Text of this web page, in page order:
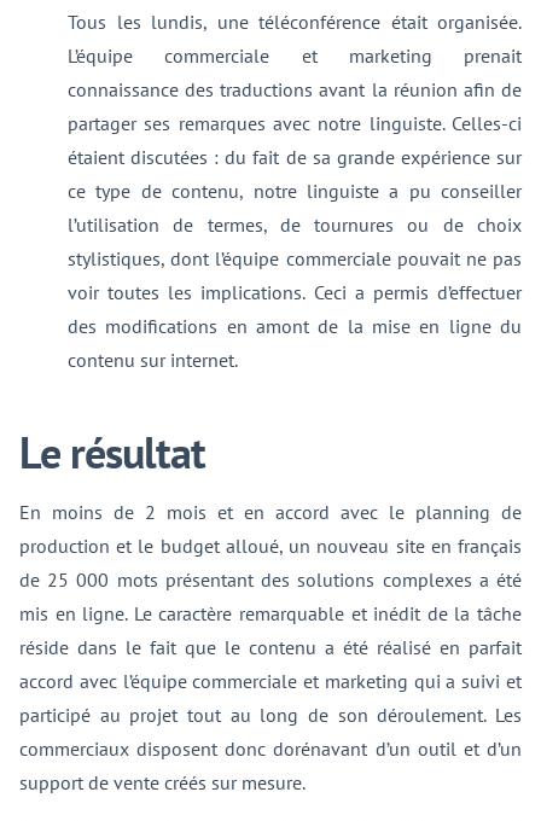
Tous les lundis, une téléconférence était organisée.
L’équipe commerciale et marketing prenait
connaissance des traductions avant la réunion afin de
partager ses remarques avec notre linguiste. Celles-ci
étaient discutées : du fait de sa grande expérience sur
ce type de contenu, notre linguiste a pu conseiller
l’utilisation de termes, de tournures ou de choix
stylistiques, dont l’équipe commerciale pouvait ne pas
voir toutes les implications. Ceci a permis d’effectuer
des modifications en amont de la mise en ligne du
contenu sur internet.
Le résultat
En moins de 2 mois et en accord avec le planning de
production et le budget alloué, un nouveau site en français
de 25 000 mots présentant des solutions complexes a été
mis en ligne. Le caractère remarquable et inédit de la tâche
réside dans le fait que le contenu a été réalisé en parfait
accord avec l’équipe commerciale et marketing qui a suivi et
participé au projet tout au long de son déroulement. Les
commerciaux disposent donc dorénavant d’un outil et d’un
support de vente créés sur mesure.